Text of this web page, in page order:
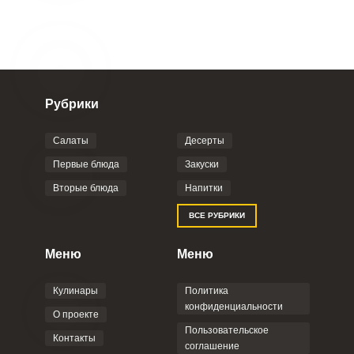
Рубрики
Салаты
Первые блюда
Вторые блюда
Десерты
Закуски
Напитки
ВСЕ РУБРИКИ
Меню
Кулинары
О проекте
Контакты
Меню
Политика
конфиденциальности
Пользовательское
соглашение